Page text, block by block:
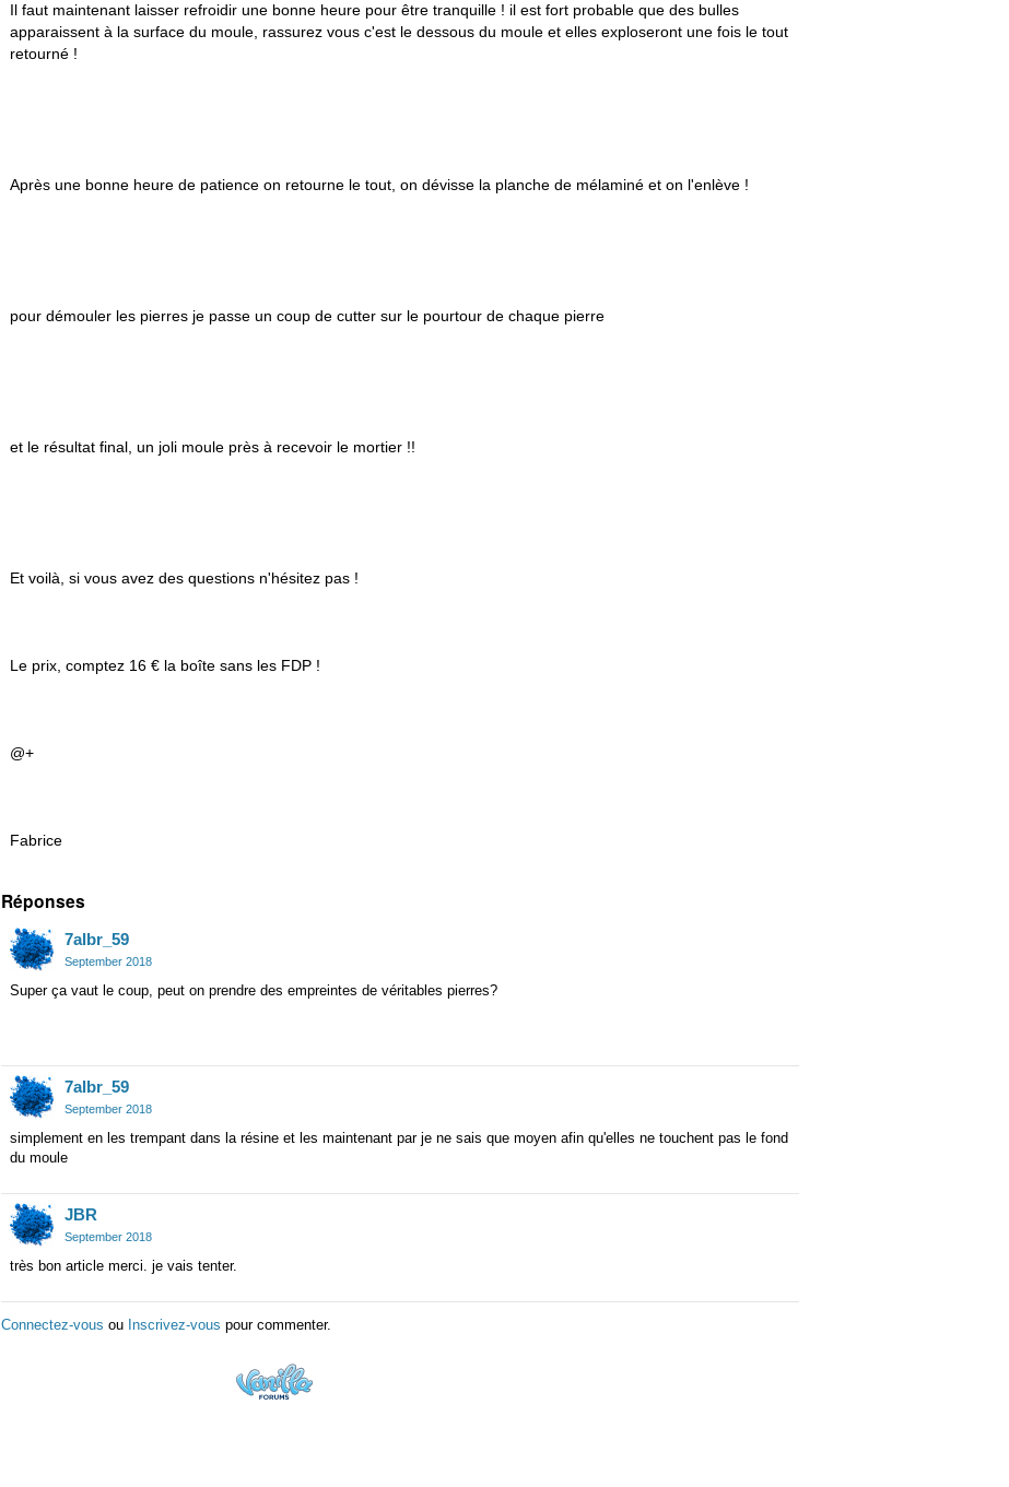
Il faut maintenant laisser refroidir une bonne heure pour être tranquille ! il est fort probable que des bulles
apparaissent à la surface du moule, rassurez vous c'est le dessous du moule et elles exploseront une fois le tout
retourné !
Après une bonne heure de patience on retourne le tout, on dévisse la planche de mélaminé et on l'enlève !
pour démouler les pierres je passe un coup de cutter sur le pourtour de chaque pierre
et le résultat final, un joli moule près à recevoir le mortier !!
Et voilà, si vous avez des questions n'hésitez pas !
Le prix, comptez 16 € la boîte sans les FDP !
@+
Fabrice
Réponses
7albr_59
September 2018
Super ça vaut le coup, peut on prendre des empreintes de véritables pierres?
7albr_59
September 2018
simplement en les trempant dans la résine et les maintenant par je ne sais que moyen afin qu'elles ne touchent pas le fond
du moule
JBR
September 2018
très bon article merci. je vais tenter.
Connectez-vous ou Inscrivez-vous pour commenter.